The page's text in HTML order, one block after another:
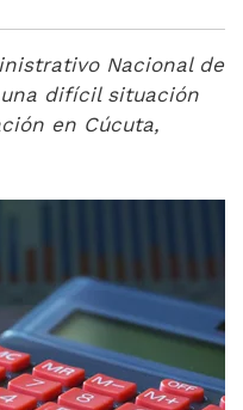
Nacional de
difícil situación
en Cúcuta,